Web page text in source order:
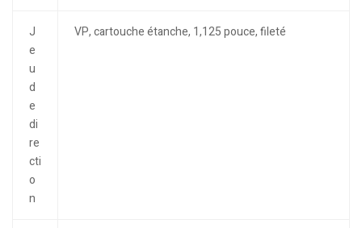
J
e
u
d
e
di
re
cti
o
n
VP, cartouche étanche, 1,125 pouce, fileté